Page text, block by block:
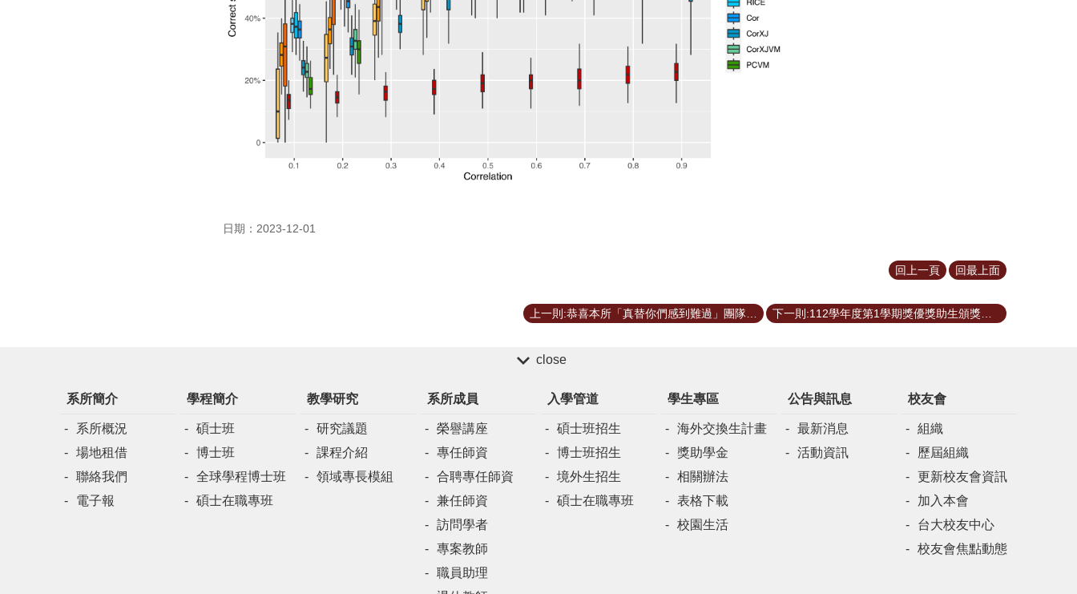
日期：2023-12-01
回上一頁 回最上面
close
系所簡介
系所概況
場地租借
聯絡我們
電子報
學程簡介
碩士班
博士班
全球學程博士班
碩士在職專班
教學研究
研究議題
課程介紹
領域專長模組
系所成員
榮譽講座
專任師資
合聘專任師資
兼任師資
訪問學者
專案教師
職員助理
入學管道
碩士班招生
博士班招生
境外生招生
碩士在職專班
學生專區
海外交換生計畫
獎助學金
相關辦法
表格下載
校園生活
公告與訊息
最新消息
活動資訊
校友會
組織
歷屆組織
更新校友會資訊
加入本會
台大校友中心
校友會焦點動態